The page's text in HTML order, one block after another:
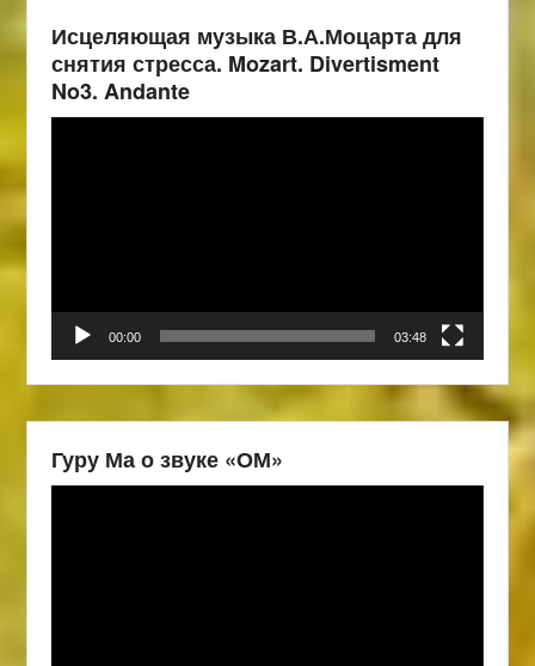
Исцеляющая музыка В.А.Моцарта для
снятия стресса. Mozart. Divertisment
No3. Andante
00:00 03:48
Гуру Ма о звуке «ОМ»